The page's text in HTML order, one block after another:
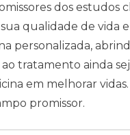
dos estudos
qualidade de vida
personalizada,
ao tratamento ainda
em melhorar
promissor.